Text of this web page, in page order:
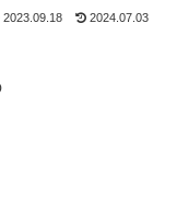
2023.09.18 2024.07.03